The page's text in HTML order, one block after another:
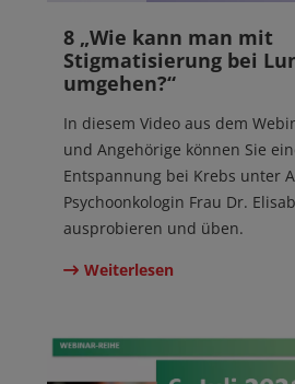
8 „Wie kann man mit
Stigmatisierung bei
umgehen?“
In diesem Video aus dem
und Angehörige können Sie
Entspannung bei Krebs unter
Psychoonkologin Frau Dr.
ausprobieren und üben.
Weiterlesen